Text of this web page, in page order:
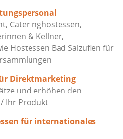
Cateringhostessen,
& Kellner,
Hostessen Bad Salzuflen für
Direktmarketing
und erhöhen den
Ihr Produkt
für internationales